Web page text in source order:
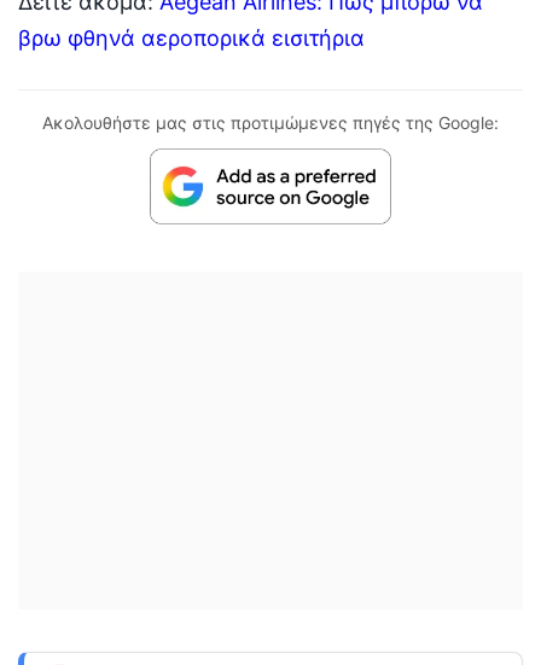
βρω φθηνά αεροπορικά εισιτήρια
Ακολουθήστε μας στις προτιμώμενες πηγές της Google: